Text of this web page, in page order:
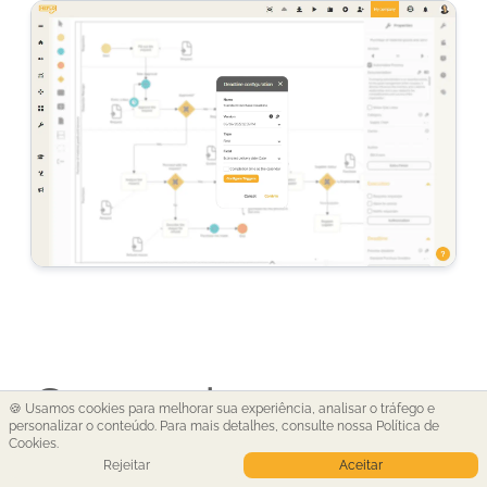
Gerencie
🍪 Usamos cookies para melhorar sua experiência, analisar o tráfego e
personalizar o conteúdo. Para mais detalhes, consulte nossa Política de
Cookies.
Rejeitar
Aceitar